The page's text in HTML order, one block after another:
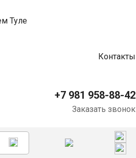
Контакты
+7 981 958-88-42
Заказать звонок